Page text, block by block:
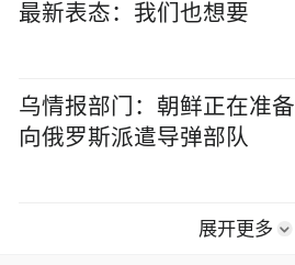
最新表态：我们也想要
乌情报部门：朝鲜正在准备
向俄罗斯派遣导弹部队
展开更多